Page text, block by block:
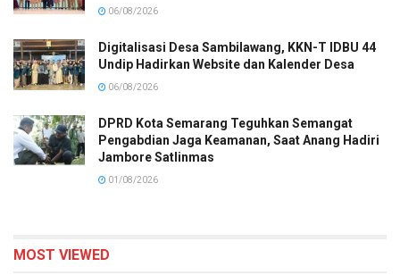
06/08/2026
Digitalisasi Desa Sambilawang, KKN-T IDBU 44
Undip Hadirkan Website dan Kalender Desa
06/08/2026
DPRD Kota Semarang Teguhkan Semangat
Pengabdian Jaga Keamanan, Saat Anang Hadiri
Jambore Satlinmas
01/08/2026
MOST VIEWED